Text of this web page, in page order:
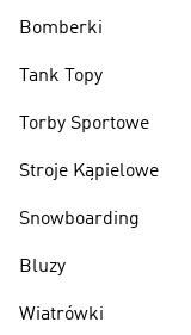
Bomberki
Tank Topy
Torby Sportowe
Stroje Kąpielowe
Snowboarding
Bluzy
Wiatrówki